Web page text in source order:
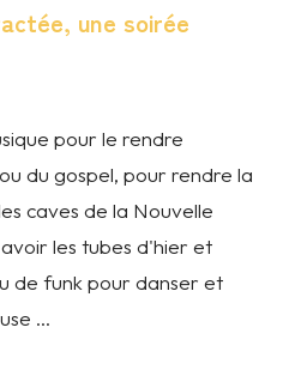
une soirée
pour le rendre
du gospel, pour rendre la
caves de la Nouvelle
les tubes d'hier et
de funk pour danser et
...